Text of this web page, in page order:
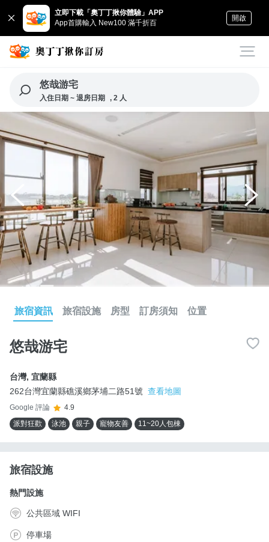
立即下載「奧丁丁揪你體驗」APP
App首購輸入 New100 滿千折百
開啟
悠哉游宅
入住日期 ~ 退房日期 , 2 人
旅宿資訊 旅宿設施 房型 訂房須知 位置
悠哉游宅
台灣, 宜蘭縣
262台灣宜蘭縣礁溪鄉茅埔二路51號 查看地圖
Google 評論
4.9
派對狂歡
泳池 親子 寵物友善 11~20人包棟
旅宿設施
熱門設施
公共區域 WIFI
停車場